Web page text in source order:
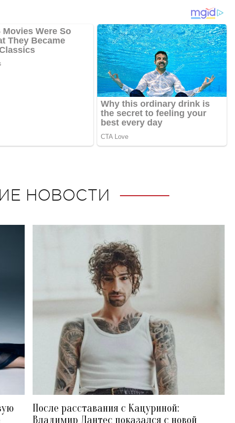
НОВОСТИ
После расставания с Кацуриной:
Владимир Дантес показался с новой